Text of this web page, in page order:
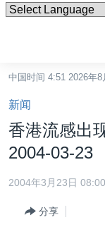
碍
链
接
转
内
国际
中国时间 4:51 2026年8
新闻
香港流感出
2004-03-23
2004年3月23日 08:00
分享